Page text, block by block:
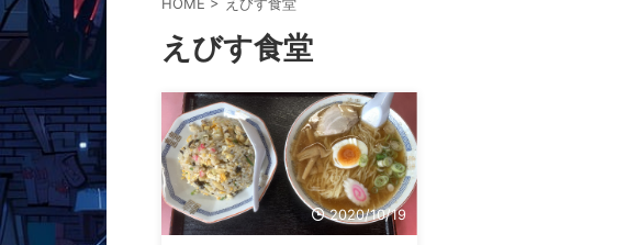
えびす食堂
2020/10/19